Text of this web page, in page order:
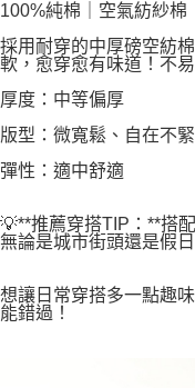
100%純棉｜空氣紡紗棉
採用耐穿的中厚磅空紡
軟，愈穿愈有味道！不
厚度：中等偏厚
版型：微寬鬆、自在不
彈性：適中舒適
💡**推薦穿搭TIP：**搭
無論是城市街頭還是假
想讓日常穿搭多一點趣
能錯過！